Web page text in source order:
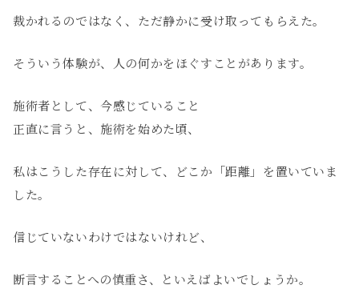
裁かれるのではなく、ただ静かに受け取ってもらえた。
そういう体験が、人の何かをほぐすことがあります。
施術者として、今感じていること
正直に言うと、施術を始めた頃、
私はこうした存在に対して、どこか「距離」を置いていま
した。
信じていないわけではないけれど、
断言することへの慎重さ、といえばよいでしょうか。